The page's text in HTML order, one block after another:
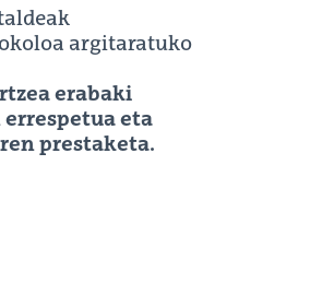
argitaratuko
erabaki
eta
prestaketa.